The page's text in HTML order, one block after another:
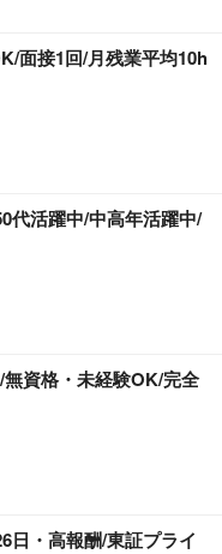
面接1回/月残業平均10h
代活躍中/中高年活躍中/
資格・未経験OK/完全
日・高報酬/東証プライ